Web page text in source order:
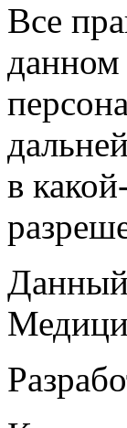
Все
данном
в